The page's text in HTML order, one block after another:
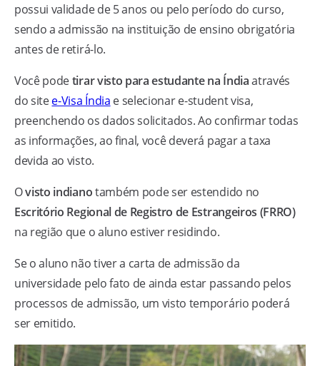
possui validade de 5 anos ou pelo período do curso,
sendo a admissão na instituição de ensino obrigatória
antes de retirá-lo.
Você podetirar visto para estudante na Índiaatravés
do sitee-Visa Índia e selecionar e-student visa,
preenchendo os dados solicitados. Ao confirmar todas
as informações, ao final, você deverá pagar a taxa
devida ao visto.
Ovisto indianotambém pode ser estendido no
Escritório Regional de Registro de Estrangeiros (FRRO)
na região que o aluno estiver residindo.
Se o aluno não tiver a carta de admissão da
universidade pelo fato de ainda estar passando pelos
processos de admissão, um visto temporário poderá
ser emitido.